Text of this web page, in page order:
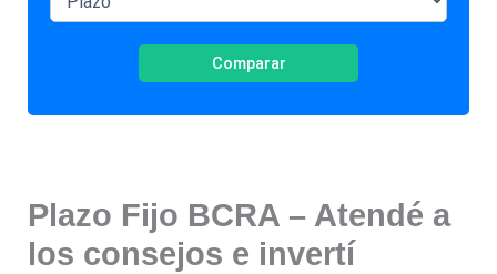
Comparar
Plazo Fijo BCRA – Atendé a
los consejos e invertí